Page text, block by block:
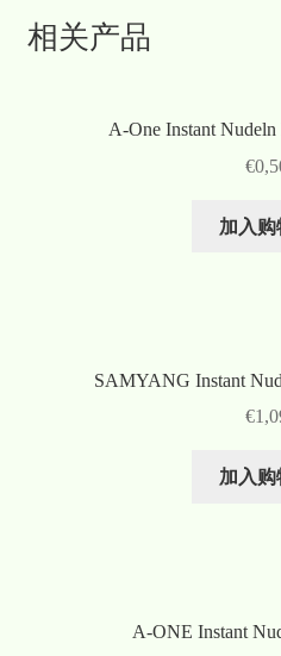
相关产品
A-One Instant
€
加入购
SAMYANG Instant
€
加入购
A-ONE Instant